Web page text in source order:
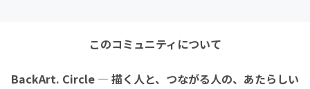
このコミュニティについて
BackArt. Circle ― 描く人と、つながる人の、あたらしい